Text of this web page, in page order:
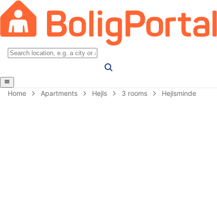
Home Apartments Hejls 3 rooms Hejlsminde